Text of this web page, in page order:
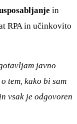
in
RPA in učinkovito
javno
tem, kako bi sam
vsak je odgovoren